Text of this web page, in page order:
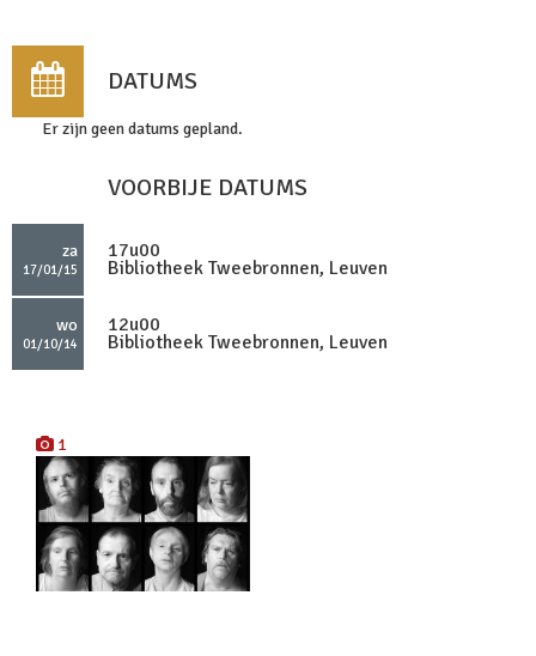
DATUMS
Er zijn geen datums gepland.
VOORBIJE DATUMS
za
17/01/15
17u00
Bibliotheek Tweebronnen, Leuven
wo
01/10/14
12u00
Bibliotheek Tweebronnen, Leuven
1